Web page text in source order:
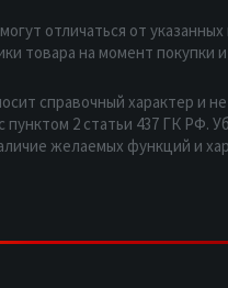
отличаться от указанных
товара на момент покупки
справочный характер и
2 статьи 437 ГК РФ.
желаемых функций и